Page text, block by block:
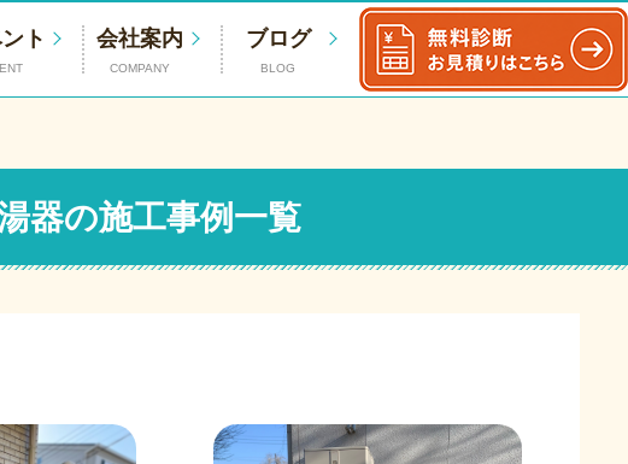
ト 会社案内
COMPANY
ブログ
BLOG
器の施工事例一覧